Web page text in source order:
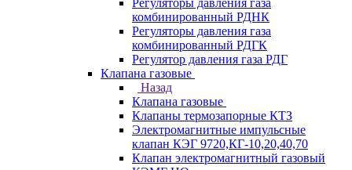
Регуляторы давления газа
комбинированный РДНК
Регуляторы давления газа
комбинированный РДГК
Регулятор давления газа РДГ
Клапана газовые
Назад
Клапана газовые
Клапаны термозапорные КТЗ
Электромагнитные импульсные
клапан КЭГ 9720,КГ-10,20,40,70
Клапан электромагнитный газовый